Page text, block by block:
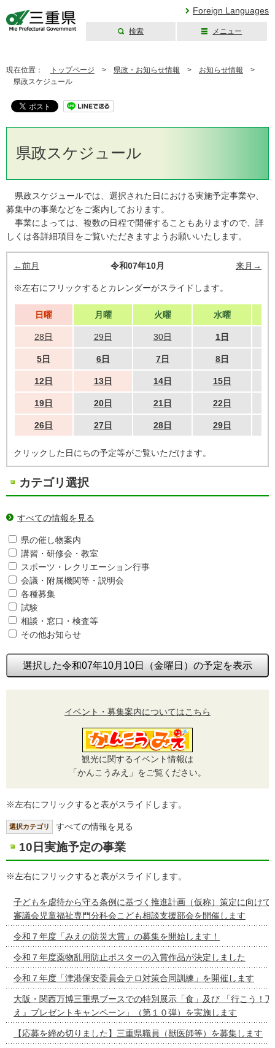
Foreign Languages
検索 メニュー
現在位置： トップページ > 県政・お知らせ情報 > お知らせ情報 >
県政スケジュール
県政スケジュール
県政スケジュールでは、選択された日における実施予定事業や、
募集中の事業などをご案内しております。
事業によっては、複数の日程で開催することもありますので、詳
しくは各詳細項目をご覧いただきますようお願いいたします。
←前月 令和07年10月 来月→
※左右にフリックするとカレンダーがスライドします。
日曜 月曜 火曜 水曜
28日 29日 30日 1日
5日 6日 7日 8日
12日 13日 14日 15日
19日 20日 21日 22日
26日 27日 28日 29日
クリックした日にちの予定等がご覧いただけます。
カテゴリ選択
すべての情報を見る
県の催し物案内
講習・研修会・教室
スポーツ・レクリエーション行事
会議・附属機関等・説明会
各種募集
試験
相談・窓口・検査等
その他お知らせ
選択した令和07年10月10日（金曜日）の予定を表示
イベント・募集案内についてはこちら
観光に関するイベント情報は
「かんこうみえ」をご覧ください。
※左右にフリックすると表がスライドします。
選択カテゴリ すべての情報を見る
10日実施予定の事業
※左右にフリックすると表がスライドします。
子どもを虐待から守る条例に基づく推進計画（仮称）策定に向けて
審議会児童福祉専門分科会こども相談支援部会を開催します
令和７年度「みえの防災大賞」の募集を開始します！
令和７年度薬物乱用防止ポスターの入賞作品が決定しました
令和７年度「津港保安委員会テロ対策合同訓練」を開催します
大阪・関西万博三重県ブースでの特別展示「食」及び 「行こう！
え』プレゼントキャンペーン」（第１０弾）を実施します
【応募を締め切りました】三重県職員（獣医師等）を募集します